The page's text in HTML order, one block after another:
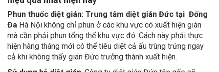
Phun thuốc diệt gián:
Trung tâm diệt gián Đức tại Đống
ĐaHà Nội không chỉ phun ở các khu vực có xuất hiện gián
mà cần phải phun tổng thể khu vực đó. Cách này phải thực
hiện hàng tháng mới có thể tiêu diệt cả ấu trùng trứng ngay
cả khi không thấy gián Đức trưởng thành xuất hiện.
Sử dụng bả diệt gián
: Công ty diệt gián Đức tận gốc sẽ